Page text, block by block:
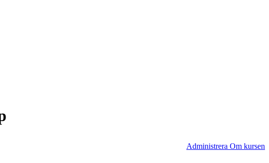
Administrera Om kursen